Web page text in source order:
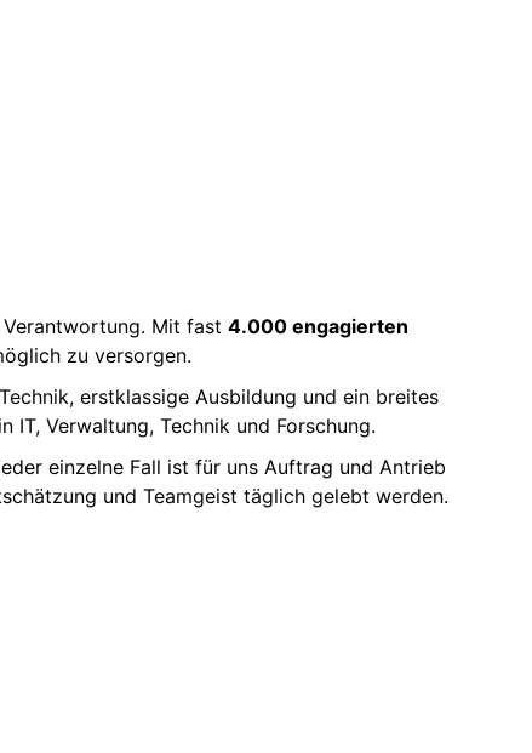
Mit fast 4.000 engagierten
zu versorgen.
erstklassige Ausbildung und ein breites
Verwaltung, Technik und Forschung.
einzelne Fall ist für uns Auftrag und Antrieb
und Teamgeist täglich gelebt werden.